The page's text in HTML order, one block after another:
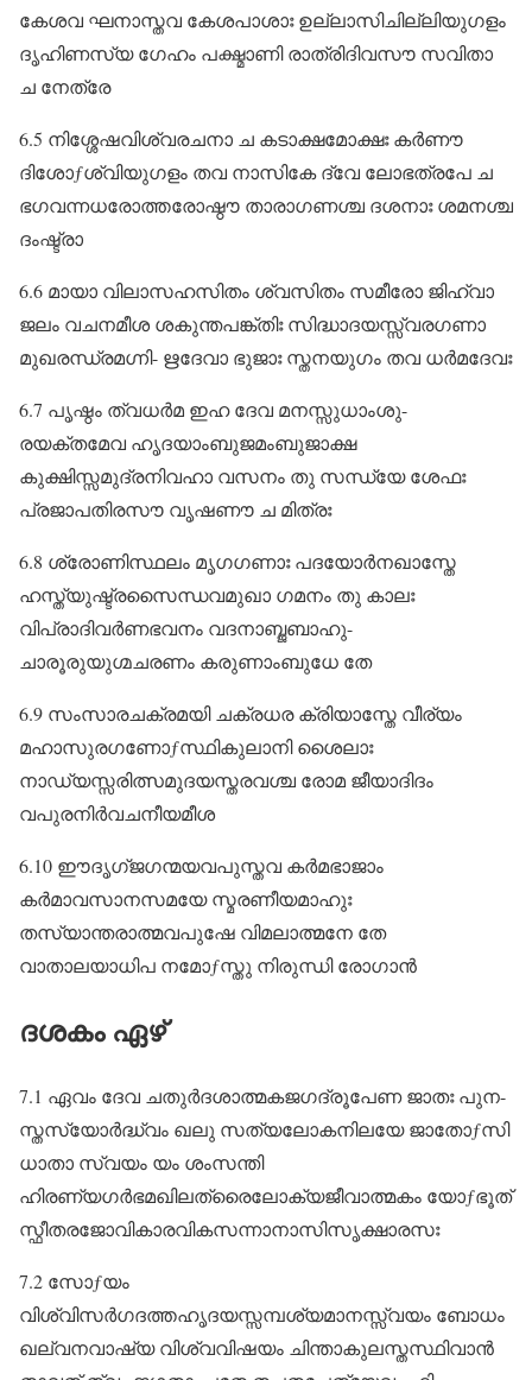
കേശവ ഘനാസ്തവ കേശപാശാഃ ഉല്ലാസിചില്ലിയുഗളം
ദൃഹിണസ്യ ഗേഹം പക്ഷ്മാണി രാത്രിദിവസൗ സവിതാ
ച നേത്രേ
6.5 നിശ്ശേഷവിശ്വരചനാ ച കടാക്ഷമോക്ഷഃ കർണൗ
ദിശോƒശ്വിയുഗളം തവ നാസികേ ദ്വേ ലോഭത്രപേ ച
ഭഗവന്നധരോത്തരോഷ്ഠൗ താരാഗണശ്ച ദശനാഃ ശമനശ്ച
ദംഷ്ട്രാ
6.6 മായാ വിലാസഹസിതം ശ്വസിതം സമീരോ ജിഹ്വാ
ജലം വചനമീശ ശകുന്തപങ്ക്തിഃ സിദ്ധാദയസ്സ്വരഗണാ
മുഖരന്ധ്രമഗ്നി- ഋദേവാ ഭുജാഃ സ്തനയുഗം തവ ധർമദേവഃ
6.7 പൃഷ്ഠം ത്വധർമ ഇഹ ദേവ മനസ്സുധാംശു-
രയക്തമേവ ഹൃദയാംബുജമംബുജാക്ഷ
കുക്ഷിസ്സമുദ്രനിവഹാ വസനം തു സന്ധ്യേ ശേഫഃ
പ്രജാപതിരസൗ വൃഷണൗ ച മിത്രഃ
6.8 ശ്രോണിസ്ഥലം മൃഗഗണാഃ പദയോർനഖാസ്തേ
ഹസ്ത്യുഷ്ട്രസൈന്ധവമുഖാ ഗമനം തു കാലഃ
വിപ്രാദിവർണഭവനം വദനാബ്ജബാഹു-
ചാരൂരുയുഗ്മചരണം കരുണാംബുധേ തേ
6.9 സംസാരചക്രമയി ചക്രധര ക്രിയാസ്തേ വീര്യം
മഹാസുരഗണോƒസ്ഥികുലാനി ശൈലാഃ
നാഡ്യസ്സരിത്സമുദയസ്തരവശ്ച രോമ ജീയാദിദം
വപുരനിർവചനീയമീശ
6.10 ഈദൃഗ്ജഗന്മയവപുസ്തവ കർമഭാജാം
കർമാവസാനസമയേ സ്മരണീയമാഹുഃ
തസ്യാന്തരാത്മവപുഷേ വിമലാത്മനേ തേ
വാതാലയാധിപ നമോƒസ്തു നിരുന്ധി രോഗാൻ
ദശകം ഏഴ്
7.1 ഏവം ദേവ ചതുർദശാത്മകജഗദ്രൂപേണ ജാതഃ പുന-
സ്തസ്യോർദ്ധ്വം ഖലു സത്യലോകനിലയേ ജാതോƒസി
ധാതാ സ്വയം യം ശംസന്തി
ഹിരണ്യഗർഭമഖിലത്രൈലോക്യജീവാത്മകം യോƒഭൂത്‌
സ്ഫീതരജോവികാരവികസന്നാനാസിസൃക്ഷാരസഃ
7.2 സോƒയം
വിശ്വിസർഗദത്തഹൃദയസ്സമ്പശ്യമാനസ്സ്വയം ബോധം
ഖല്വനവാഷ്യ വിശ്വവിഷയം ചിന്താകുലസ്തസ്ഥിവാൻ